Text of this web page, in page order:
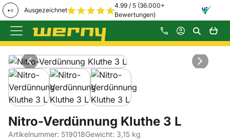
Ausgezeichnet
4.99 / 5 (36.000+
Bewertungen)
Zum Hauptinhalt springen
Produktgalerie
Zur Kaufbox springen
Nitro-Verdünnung Kluthe 3 L
Artikelnummer: 519018Gewicht: 3,15 kg